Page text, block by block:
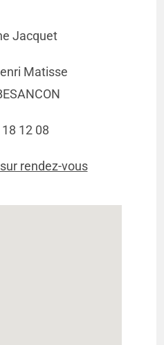
Jacquet
Matisse
12 08
rendez-vous